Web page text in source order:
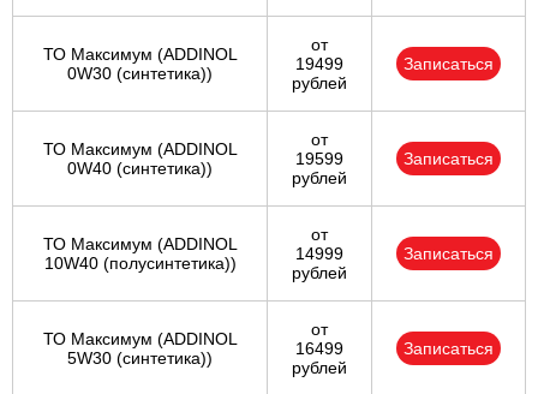
ТО Максимум (ADDINOL
0W30 (синтетика))
от
19499
рублей
Записаться
ТО Максимум (ADDINOL
0W40 (синтетика))
от
19599
рублей
Записаться
ТО Максимум (ADDINOL
10W40 (полусинтетика))
от
14999
рублей
Записаться
ТО Максимум (ADDINOL
5W30 (синтетика))
от
16499
рублей
Записаться